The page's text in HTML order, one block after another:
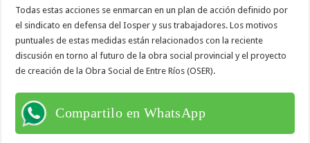
Todas estas acciones se enmarcan en un plan de acción definido por
el sindicato en defensa del Iosper y sus trabajadores. Los motivos
puntuales de estas medidas están relacionados con la reciente
discusión en torno al futuro de la obra social provincial y el proyecto
de creación de la Obra Social de Entre Ríos (OSER).
Compartilo en WhatsApp